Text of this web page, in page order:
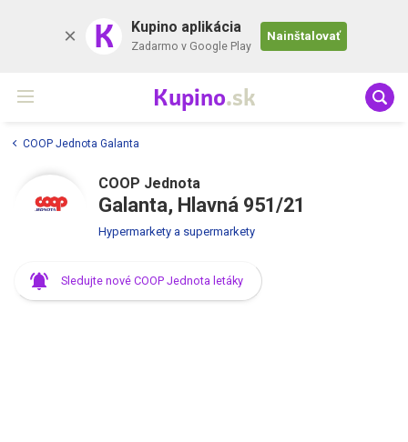
K Kupino aplikácia
Zadarmo v Google Play
Nainštalovať
Kupino.sk
COOP Jednota Galanta
COOP Jednota
Galanta, Hlavná 951/21
Hypermarkety a supermarkety
Sledujte nové COOP Jednota letáky